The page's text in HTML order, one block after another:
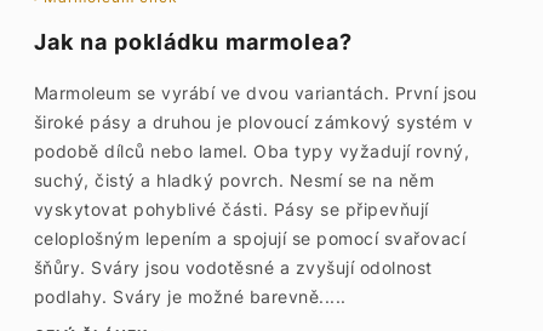
Jak na pokládku marmolea?
Marmoleum se vyrábí ve dvou variantách. První jsou
široké pásy a druhou je plovoucí zámkový systém v
podobě dílců nebo lamel. Oba typy vyžadují rovný,
suchý, čistý a hladký povrch. Nesmí se na něm
vyskytovat pohyblivé části. Pásy se připevňují
celoplošným lepením a spojují se pomocí svařovací
šňůry. Sváry jsou vodotěsné a zvyšují odolnost
podlahy. Sváry je možné barevně.....